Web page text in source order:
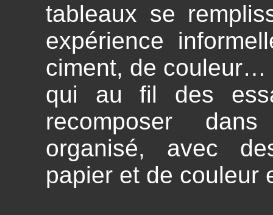
tableaux se
expérience
ciment, de couleur…
qui au fil des
recomposer
organisé, avec
papier et de couleur